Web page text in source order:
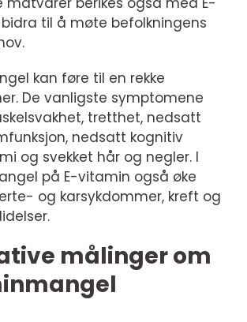
til å møte befolkningens
kan føre til en rekke
De vanligste symptomene
tretthet, nedsatt
nedsatt kognitiv
og svekket hår og negler. I
på E-vitamin også øke
og karsykdommer, kreft og
målinger om